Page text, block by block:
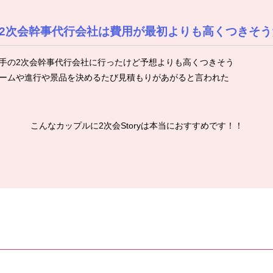
次会幹事代行会社は費用が最初よりも高くつきそ
の2次会幹事代行会社に行ったけど予想よりも高くつきそう
ムや進行や景品を決めるたび見積もりがあがると言われた
こんなカップルに2次会Storyは本当におすすめです！！